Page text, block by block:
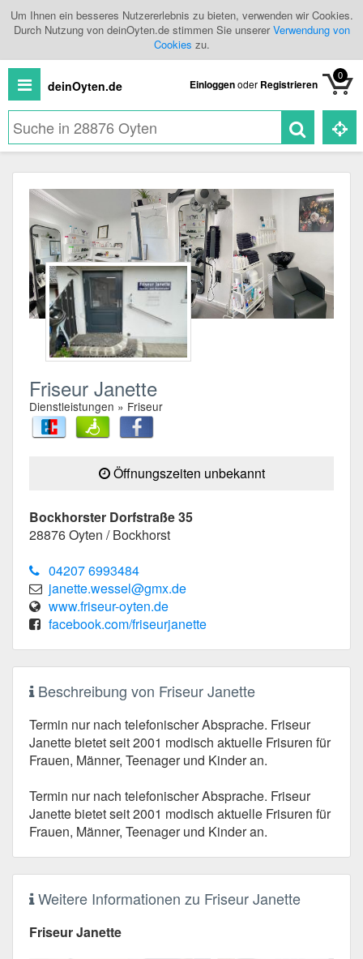
Um Ihnen ein besseres Nutzererlebnis zu bieten, verwenden wir Cookies.
Durch Nutzung von deinOyten.de stimmen Sie unsererVerwendung von
Cookies zu.
deinOyten.de Einloggenoder Registrieren
0
Shopping
Veranstaltungen
Branchenbuch
Friseur Janette
Dienstleistungen » Friseur
Öffnungszeiten unbekannt
Bockhorster Dorfstraße 35
28876Oyten / Bockhorst
04207 6993484
janette.wessel@gmx.de
www.friseur-oyten.de
facebook.com/friseurjanette
Beschreibung von Friseur Janette
Termin nur nach telefonischer Absprache. Friseur
Janette bietet seit 2001 modisch aktuelle Frisuren für
Frauen, Männer, Teenager und Kinder an.
Termin nur nach telefonischer Absprache. Friseur
Janette bietet seit 2001 modisch aktuelle Frisuren für
Frauen, Männer, Teenager und Kinder an.
Weitere Informationen zu Friseur Janette
Friseur Janette